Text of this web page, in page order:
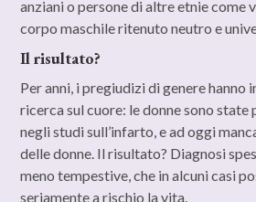
anziani o persone di altre etnie come
corpo maschile ritenuto neutro e
Il risultato?
Per anni, i pregiudizi di genere hanno
ricerca sul cuore: le donne sono
negli studi sull’infarto, e ad oggi
delle donne. Il risultato? Diagnosi
meno tempestive, che in alcuni casi
seriamente a rischio la vita.